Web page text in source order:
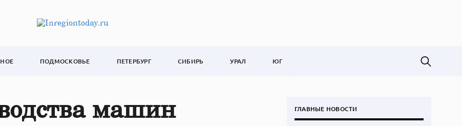
ПОДМОСКОВЬЕ ПЕТЕРБУРГ СИБИРЬ УРАЛ ЮГ
машин
ГЛАВНЫЕ НОВОСТИ